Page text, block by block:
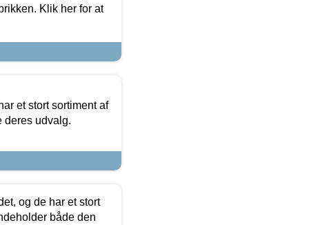
Klik her for at
et stort sortiment af
deres udvalg.
og de har et stort
både den